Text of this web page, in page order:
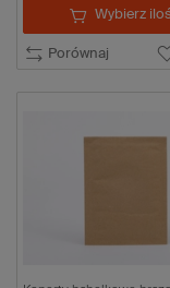
Porównaj
Wybierz